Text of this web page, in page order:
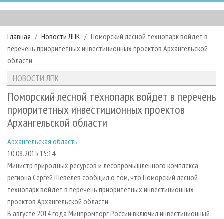
ГЛАВНАЯ
РУБРИКИ И ТЕМЫ
РУБРИКИ ЖУРНАЛА
ЛЕСНОЕ ХОЗЯЙСТВО
ЛЕСОЗАГОТОВКА
ЛЕСОПИЛЕНИЕ
ДЕРЕВООБРАБОТКА
СУШКА ДРЕВЕСИНЫ
ПРОИЗВОДСТВО ДРЕВЕСНЫХ ПЛИТ
ДЕРЕВЯННОЕ ДОМОСТРОЕНИЕ
ПРОИЗВОДСТВО МЕБЕЛИ
БИОЭНЕРГЕТИКА
ЦБП
НОВОСТИ
КАЛЕНДАРЬ СОБЫТИЙ
НОВОСТИ ЛПК
НОВОСТИ ЖУРНАЛА
НОВОСТИ КОМПАНИЙ
ПРОЕКТЫ ЛПИ
АНАЛИТИКА
ПРЕДПРИЯТИЯ ЛПК
ЛЕСНЫЕ РЕГИОНЫ РОССИИ
ПЕРСОНЫ
МОБИЛЬНЫЕ ВЫСТАВКИ
ПРИОРИТЕТНЫЕ ИНВЕСТПРОЕКТЫ
RUSSIAN FORESTRY REVIEW
ГАЗЕТА ЛЕСПРОМФОРУМ
АРХИВ
АРХИВ ЖУРНАЛОВ
СТАТЬИ
О ЖУРНАЛЕ
ПОДПИСКА
КОНТАКТЫ
РЕКЛАМОДАТЕЛЯМ
РЕКЛАМА
РЕКЛАМА НА САЙТЕ
Главная Новости ЛПК
Поморский лесной технопарк войдет в
перечень приоритетных инвестиционных проектов Архангельской
области
НОВОСТИ ЛПК
Поморский лесной технопарк войдет в перечень
приоритетных инвестиционных проектов
Архангельской области
Архангельская область
10.08.2015 15:14
Министр природных ресурсов и лесопромышленного комплекса
региона Сергей Шевелев сообщил о том, что Поморский лесной
технопарк войдет в перечень приоритетных инвестиционных
проектов Архангельской области.
В августе 2014 года Минпромторг России включил инвестиционный